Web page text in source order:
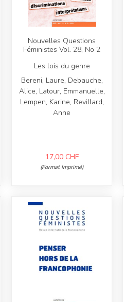
Nouvelles Questions
Féministes Vol. 28, No 2
Les lois du genre
Bereni, Laure, Debauche,
Alice, Latour, Emmanuelle,
Lempen, Karine, Revillard,
Anne
17,00 CHF
(Format Imprimé)